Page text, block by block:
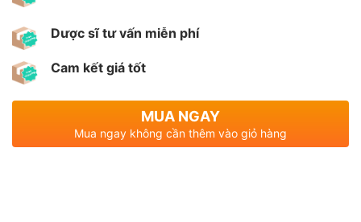
Dược sĩ tư vấn miễn phí
Cam kết giá tốt
MUA NGAY
Mua ngay không cần thêm vào giỏ hàng